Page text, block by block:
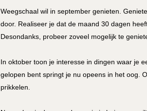
Weegschaal wil in september genieten.
door. Realiseer je dat de maand 30 dagen
Desondanks, probeer zoveel mogelijk te
In oktober toon je interesse in dingen waar je
gelopen bent springt je nu opeens in het oog.
prikkelen.